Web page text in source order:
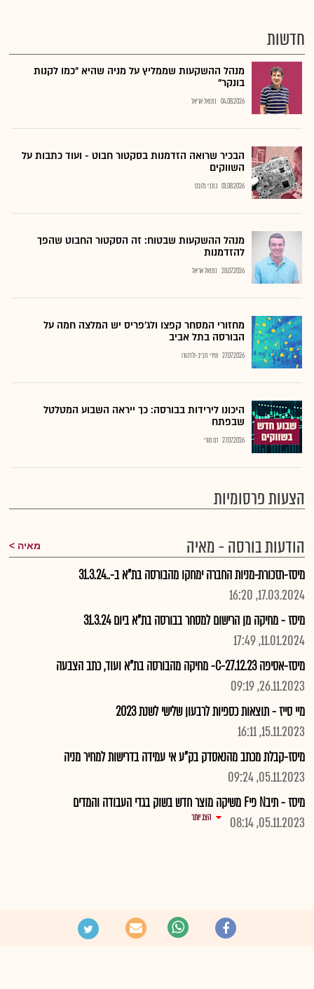
חדשות
מנהל ההשקעות שממליץ על מניה שהיא "כמו לקנות
בונקר"
04.08.2026 נתנאל אריאל
הבכיר שרואה הזדמנות בסקטור חבוט - ועוד כתבות על
השווקים
01.08.2026 כתבי גלובס
מנהל ההשקעות שבטוח: זה הסקטור החבוט שהפך
להזדמנות
28.07.2026 נתנאל אריאל
מחזורי המסחר קפצו ולג'פריס יש המלצה חמה על
הבורסה בתל אביב
27.07.2026 שירי חביב-ולדהורן
היכונו לירידות בבורסה: כך ייראה השבוע המטלטל
שבפתח
27.07.2026 רם מורי
הצעות פרסומיות
הודעות בורסה - מאיה
מאיה
מיסז-תזכורת-מניות החברה ימחקו מהבורסה בת"א ב-..31.3.24
17.03.2024, 16:20
מיסז - מחיקה מן הרישום למסחר בבורסה בת"א ביום 31.3.24
11.01.2024, 17:49
מיסז-אסיפה 27.12.23-C- מחיקה מהבורסה בת"א ועוד, כתב הצבעה
26.11.2023, 09:19
מיי סייז - תוצאות כספיות לרבעון שלישי לשנת 2023
15.11.2023, 16:11
מיסז-קבלת מכתב מהנאסדק בק"ע אי עמידה בדרישות למחיר מניה
05.11.2023, 09:24
מיסז - תיבN פיF משיקה מוצר חדש בשוק בגדי העבודה והמדים
05.11.2023, 08:14
הצג יותר